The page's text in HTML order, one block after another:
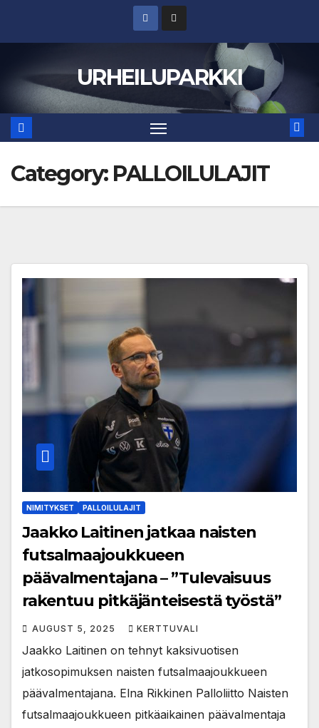
URHEILUPARKKI
Category: PALLOILULAJIT
NIMITYKSET PALLOILULAJIT
Jaakko Laitinen jatkaa naisten
futsalmaajoukkueen
päävalmentajana – ”Tulevaisuus
rakentuu pitkäjänteisestä työstä”
AUGUST 5, 2025 KERTTUVALI
Jaakko Laitinen on tehnyt kaksivuotisen
jatkosopimuksen naisten futsalmaajoukkueen
päävalmentajana. Elna Rikkinen Palloliitto Naisten
futsalmaajoukkueen pitkäaikainen päävalmentaja